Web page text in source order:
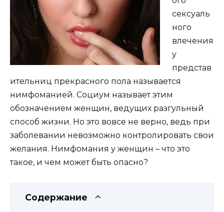
сексуаль
ного
влечения
у
представ
ительниц прекрасного пола называется
нимфоманией. Социум называет этим
обозначением женщин, ведущих разгульный
способ жизни. Но это вовсе не верно, ведь при
заболевании невозможно контролировать свои
желания. Нимфомания у женщин – что это
такое, и чем может быть опасно?
Содержание